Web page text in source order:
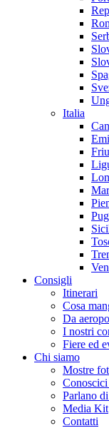
Italia
Consigli
Itinerari
Cosa
Da
I nostri
Fiere ed
Chi siamo
Mostre
Parlano
Media Kit
Contatti